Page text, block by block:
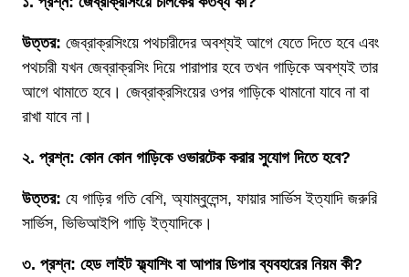
উত্তর: জেব্রাক্রসিংয়ে পথচারীদের অবশ্যই আগে যেতে দিতে হবে এবং
পথচারী যখন জেব্রাক্রসিং দিয়ে পারাপার হবে তখন গাড়িকে অবশ্যই তার
আগে থামাতে হবে। জেব্রাক্রসিংয়ের ওপর গাড়িকে থামানো যাবে না বা
রাখা যাবে না।
২. প্রশ্ন: কোন কোন গাড়িকে ওভারটেক করার সুযোগ দিতে হবে?
উত্তর: যে গাড়ির গতি বেশি, অ্যাম্বুলেন্স, ফায়ার সার্ভিস ইত্যাদি জরুরি
সার্ভিস, ভিভিআইপি গাড়ি ইত্যাদিকে।
৩. প্রশ্ন: হেড লাইট ফ্ল্যাশিং বা আপার ডিপার ব্যবহারের নিয়ম কী?